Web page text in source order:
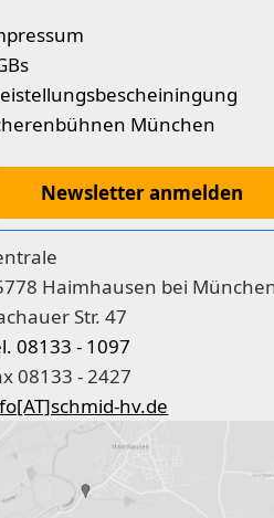
München
Newsletter anmelden
Haimhausen bei
Str. 47
08133 - 1097
08133 - 2427
hv.de